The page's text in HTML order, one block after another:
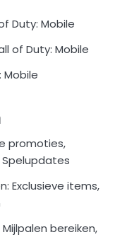
Duty: Mobile
of Duty: Mobile
Mobile
promoties,
Exclusieve items,
bereiken,